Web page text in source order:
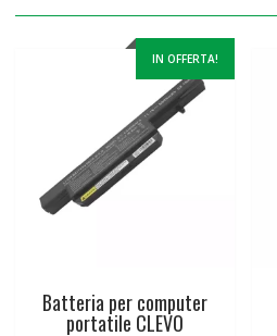
IN OFFERTA!
Batteria per computer
portatile CLEVO